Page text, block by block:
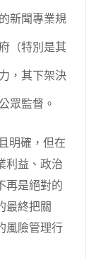
新聞專業規
（特別是其
，其下架決
眾監督。
明確，但在
利益、政治
再是絕對的
最終把關
風險管理行